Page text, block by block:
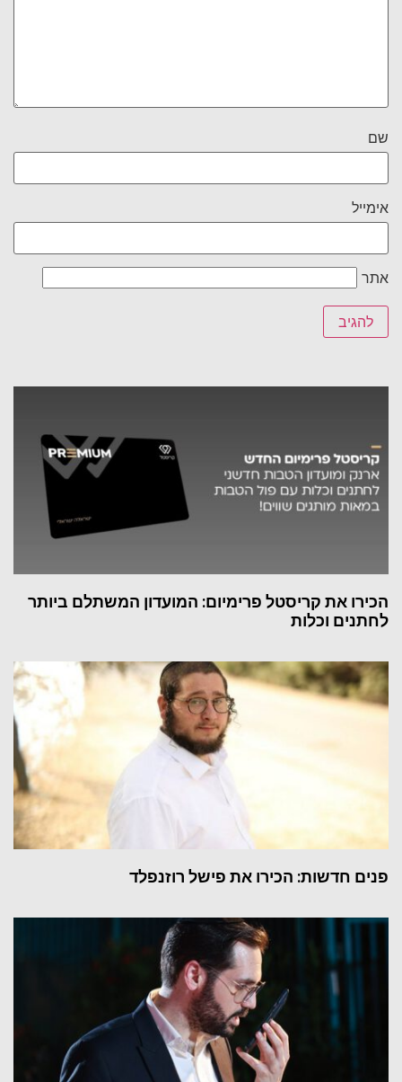
שם
אימייל
אתר
הכירו את קריסטל פרימיום: המועדון המשתלם ביותר
לחתנים וכלות
פנים חדשות: הכירו את פישל רוזנפלד